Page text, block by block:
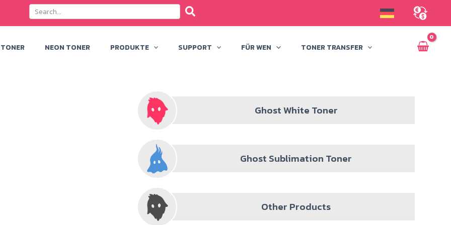
NEON TONER PRODUKTE SUPPORT FÜR WEN TONER TRANSFER
Ghost White Toner
Ghost Sublimation Toner
Other Products